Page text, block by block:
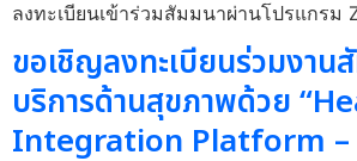
ลงทะเบียนเข้าร่วมสัมมนาผ่านโปรแกรม
ขอเชิญลงทะเบียนร่วมงาน
บริการด้านสุขภาพด้วย
Integration Platform –